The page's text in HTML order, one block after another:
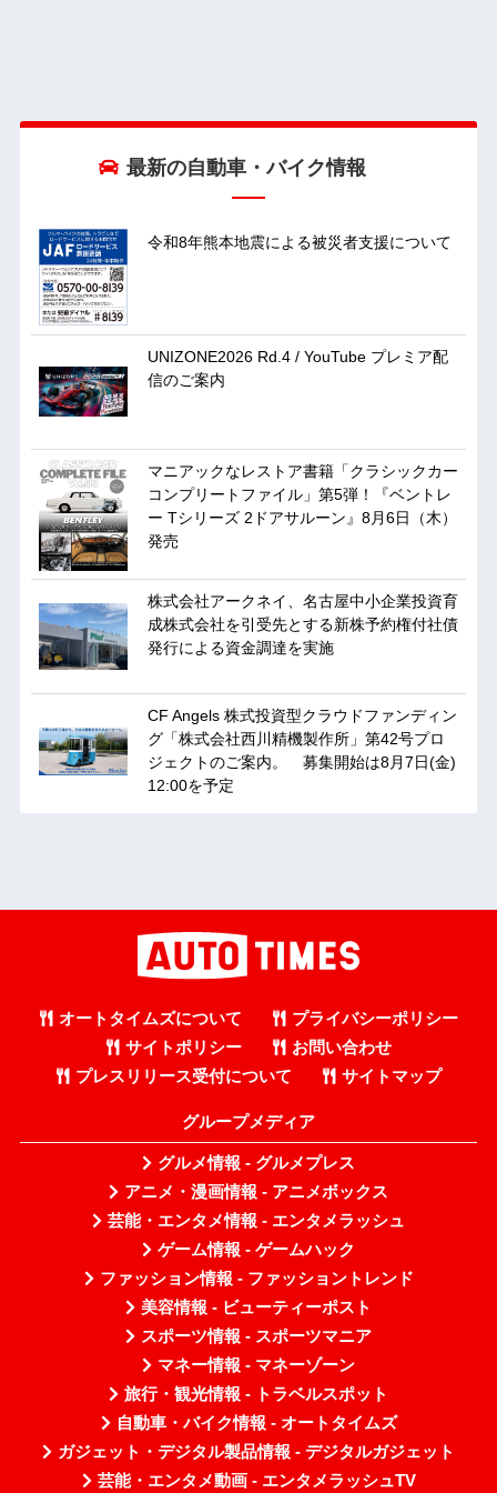
最新の自動車・バイク情報
令和8年熊本地震による被災者支援について
UNIZONE2026 Rd.4 / YouTube プレミア配
信のご案内
マニアックなレストア書籍「クラシックカー
コンプリートファイル」第5弾！『ベントレ
ー Tシリーズ 2ドアサルーン』8月6日（木）
発売
株式会社アークネイ、名古屋中小企業投資育
成株式会社を引受先とする新株予約権付社債
発行による資金調達を実施
CF Angels 株式投資型クラウドファンディン
グ「株式会社西川精機製作所」第42号プロ
ジェクトのご案内。 募集開始は8月7日(金)
12:00を予定
オートタイムズについて
プライバシーポリシー
サイトポリシー
お問い合わせ
プレスリリース受付について
サイトマップ
グループメディア
グルメ情報 - グルメプレス
アニメ・漫画情報 - アニメボックス
芸能・エンタメ情報 - エンタメラッシュ
ゲーム情報 - ゲームハック
ファッション情報 - ファッショントレンド
美容情報 - ビューティーポスト
スポーツ情報 - スポーツマニア
マネー情報 - マネーゾーン
旅行・観光情報 - トラベルスポット
自動車・バイク情報 - オートタイムズ
ガジェット・デジタル製品情報 - デジタルガジェット
芸能・エンタメ動画 - エンタメラッシュTV